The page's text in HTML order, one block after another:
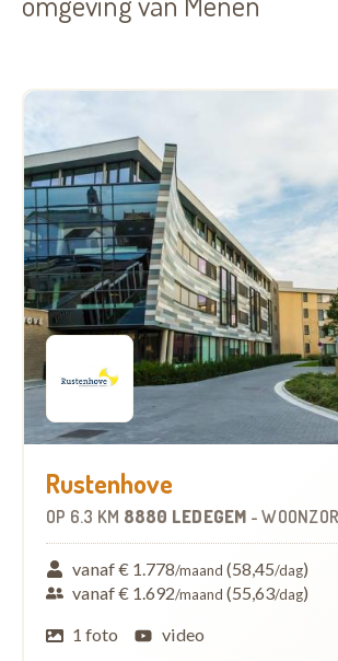
Rustenhove
OP 6.3 KM 8880 LEDEGEM -
vanaf € 1.778/maand (58,45/dag)
vanaf € 1.692/maand (55,63/dag)
1 foto
video